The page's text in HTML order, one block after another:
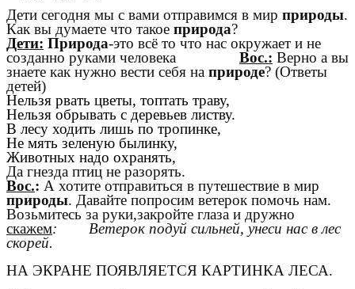
Дети сегодня мы с вами отправимся в мир природы.
Как вы думаете что такое природа?
Дети: Природа-это всё то что нас окружает и не
созданно руками человека Вос.: Верно а вы
знаете как нужно вести себя на природе? (Ответы
детей)
Нельзя рвать цветы, топтать траву,
Нельзя обрывать с деревьев листву.
В лесу ходить лишь по тропинке,
Не мять зеленую былинку,
Животных надо охранять,
Да гнезда птиц не разорять.
Вос.: А хотите отправиться в путешествие в мир
природы. Давайте попросим ветерок помочь нам.
Возьмитесь за руки,закройте глаза и дружно
скажем: Ветерок подуй сильней, унеси нас в лес
скорей.
НА ЭКРАНЕ ПОЯВЛЯЕТСЯ КАРТИНКА ЛЕСА.